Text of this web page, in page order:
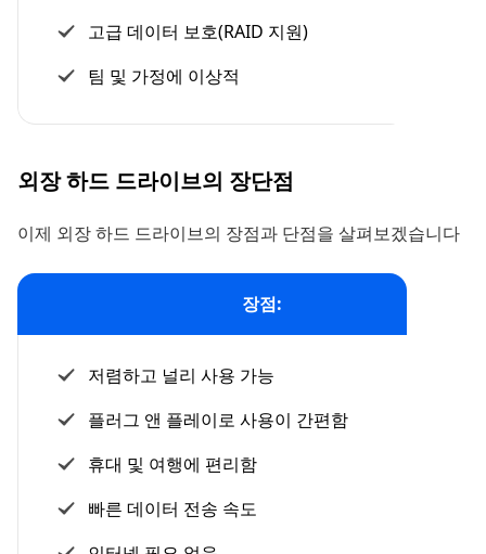
고급 데이터 보호(RAID 지원)
팀 및 가정에 이상적
외장 하드 드라이브의 장단점
이제 외장 하드 드라이브의 장점과 단점을 살펴보겠습니다
장점:
저렴하고 널리 사용 가능
플러그 앤 플레이로 사용이 간편함
휴대 및 여행에 편리함
빠른 데이터 전송 속도